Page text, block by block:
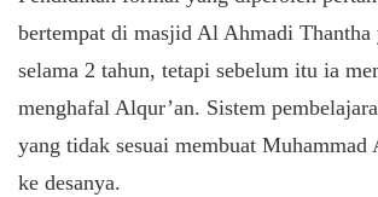
bertempat di masjid Al Ahmadi Thantha
selama 2 tahun, tetapi sebelum itu ia
menghafal Alqur’an. Sistem
yang tidak sesuai membuat Muhammad
ke desanya.